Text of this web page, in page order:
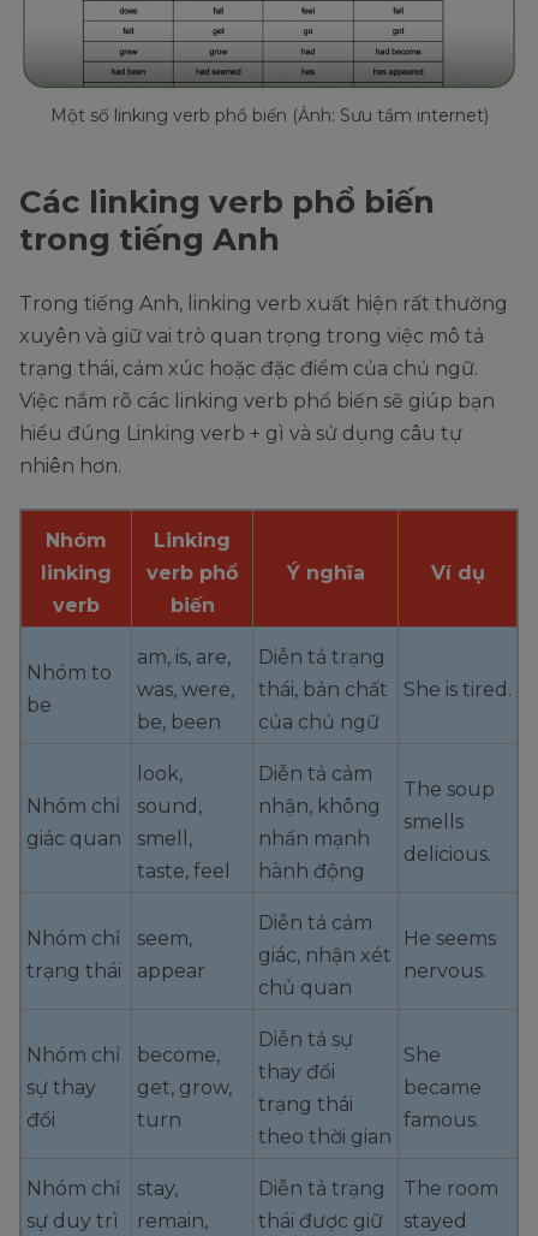
Một số linking verb phổ biến (Ảnh: Sưu tầm internet)
Các linking verb phổ biến
trong tiếng Anh
Trong tiếng Anh, linking verb xuất hiện rất thường
xuyên và giữ vai trò quan trọng trong việc mô tả
trạng thái, cảm xúc hoặc đặc điểm của chủ ngữ.
Việc nắm rõ các linking verb phổ biến sẽ giúp bạn
hiểu đúng Linking verb + gì và sử dụng câu tự
nhiên hơn.
Nhóm
linking
verb
Linking
verb phổ
biến
Ý nghĩa Ví dụ
Nhóm to
be
am, is, are,
was, were,
be, been
Diễn tả trạng
thái, bản chất
của chủ ngữ
She is tired.
Nhóm chỉ
giác quan
look,
sound,
smell,
taste, feel
Diễn tả cảm
nhận, không
nhấn mạnh
hành động
The soup
smells
delicious.
Nhóm chỉ
trạng thái
seem,
appear
Diễn tả cảm
giác, nhận xét
chủ quan
He seems
nervous.
Nhóm chỉ
sự thay
đổi
become,
get, grow,
turn
Diễn tả sự
thay đổi
trạng thái
theo thời gian
She
became
famous.
Nhóm chỉ
sự duy trì
stay,
remain,
Diễn tả trạng
thái được giữ
The room
stayed